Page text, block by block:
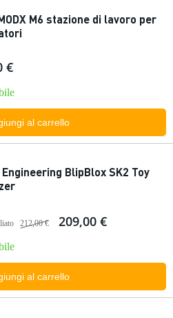
M6 stazione di lavoro per
€
al carrello
BlipBlox SK2 Toy
212,00 € 209,00 €
al carrello